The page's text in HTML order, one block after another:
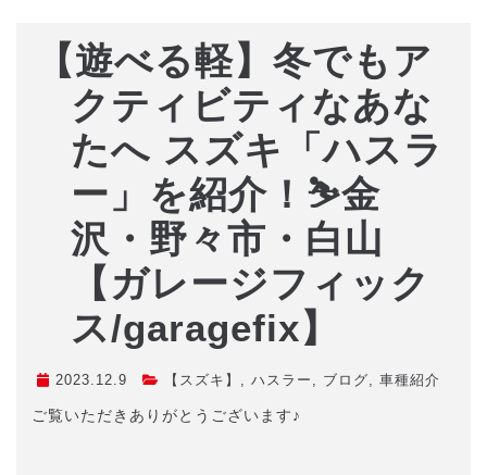
【遊べる軽】冬でもア
クティビティなあな
たへ スズキ「ハスラ
ー」を紹介！⛷️金
沢・野々市・白山
【ガレージフィック
ス/garagefix】
2023.12.9 【スズキ】 , ハスラー , ブログ, 車種紹介
ご覧いただきありがとうございます♪